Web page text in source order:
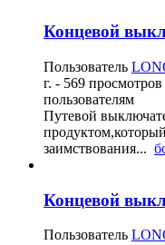
Концевой
Пользователь
г. - 569
пользователям
Путевой
заимствования...
Концевой
Пользователь